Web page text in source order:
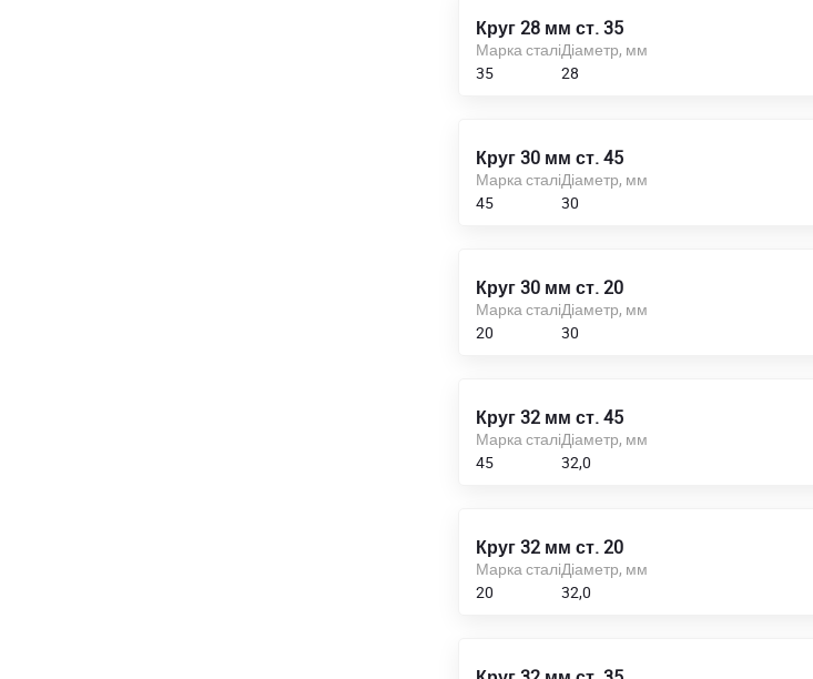
Круг 28 мм ст. 35
Марка сталі
35
Діаметр, мм
28
Круг 30 мм ст. 45
Марка сталі
45
Діаметр, мм
30
Круг 30 мм ст. 20
Марка сталі
20
Діаметр, мм
30
Круг 32 мм ст. 45
Марка сталі
45
Діаметр, мм
32,0
Круг 32 мм ст. 20
Марка сталі
20
Діаметр, мм
32,0